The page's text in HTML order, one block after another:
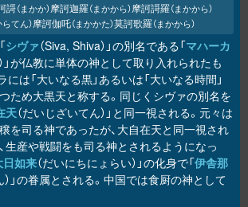
謌（まかか）摩訶迦羅（まかから）摩訶謌羅（まかから）
らてん）摩訶伽吒（まかかた）莫訶歌羅（まかから）
シヴァ（Siva, Shiva）」の別名である「マハーカ
」が仏教に単体の神として取り入れられたも
は「大いなる黒」あるいは「大いなる時間」
ため大黒天と称する。同じくシヴァの別名を
天（だいじざいてん）」と同一視される。元々は
を司る神であったが、大自在天と同一視され
生産や戦闘をも司る神とされるようになっ
日如来（だいにちにょらい）」の化身で「伊舎那
）」の眷属とされる。中国では食厨の神として